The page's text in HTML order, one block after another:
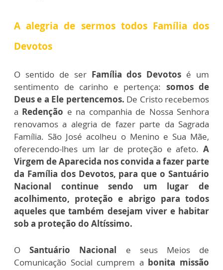
A alegria de sermos todos Família dos
Devotos
O sentido de ser Família dos Devotos é um
sentimento de carinho e pertença: somos de
Deus e a Ele pertencemos. De Cristo recebemos
a Redenção e na companhia de Nossa Senhora
renovamos a alegria de fazer parte da Sagrada
Família. São José acolheu o Menino e Sua Mãe,
oferecendo-lhes um lar de proteção e afeto. A
Virgem de Aparecida nos convida a fazer parte
da Família dos Devotos, para que o Santuário
Nacional continue sendo um lugar de
acolhimento, proteção e abrigo para todos
aqueles que também desejam viver e habitar
sob a proteção do Altíssimo.
OSantuário Nacional e seus Meios de
Comunicação Social cumprem a bonita missão